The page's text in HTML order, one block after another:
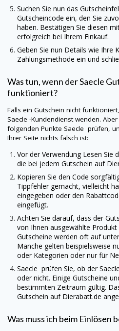
Suchen Sie nun das
Gutscheincode ein, den Sie
haben. Bestätigen Sie diesen
erfolgreich bei Ihrem Einkauf.
Geben Sie nun Details wie Ihre
Zahlungsmethode ein und
Was tun, wenn derSaecle
funktioniert?
Falls ein Gutschein nicht
Saecle -Kundendienst wenden.
folgenden Punkte Saecle prüfen,
Ihrer Seite nichts falsch ist:
Vor der Verwendung Lesen Sie
die bei jedem Gutschein auf
Kopieren Sie den Code
Tippfehler gemacht, vielleicht
eingegeben oder den
eingefügt.
Achten Sie darauf, dass der
von Ihnen ausgewählte
Gutscheine werden oft auf
Manche gelten beispielsweise
oder Kategorien oder nur für
Saecle prüfen Sie, ob derSaecle
oder nicht. Einige Gutscheine
bestimmten Zeitraum gültig.
Gutschein auf Dierabatt.de
Was muss ich beim Einlösen